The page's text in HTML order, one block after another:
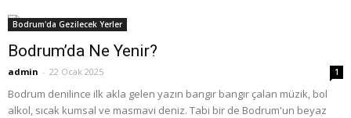
Bodrum'da Gezilecek Yerler
Bodrum’da Ne Yenir?
admin - 22 Ocak 2025 1
Bodrum denilince ilk akla gelen yazın bangır bangır çalan müzik, bol
alkol, sıcak kumsal ve masmavi deniz. Tabi bir de Bodrum'un beyaz